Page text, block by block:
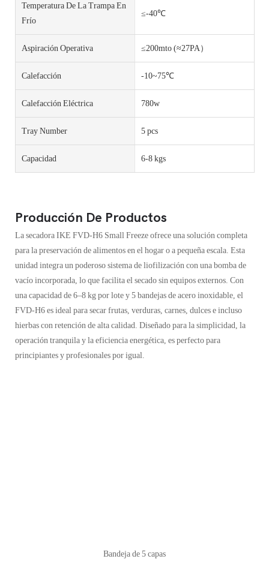
Temperatura De La Trampa En
Frío
≤-40℃
Aspiración Operativa ≤200mto (≈27PA）
Calefacción -10~75℃
Calefacción Eléctrica 780w
Tray Number 5 pcs
Capacidad 6-8 kgs
Producción De Productos
La secadora IKE FVD-H6 Small Freeze ofrece una solución completa
para la preservación de alimentos en el hogar o a pequeña escala. Esta
unidad integra un poderoso sistema de liofilización con una bomba de
vacío incorporada, lo que facilita el secado sin equipos externos. Con
una capacidad de 6–8 kg por lote y 5 bandejas de acero inoxidable, el
FVD-H6 es ideal para secar frutas, verduras, carnes, dulces e incluso
hierbas con retención de alta calidad. Diseñado para la simplicidad, la
operación tranquila y la eficiencia energética, es perfecto para
principiantes y profesionales por igual.
Bandeja de 5 capas